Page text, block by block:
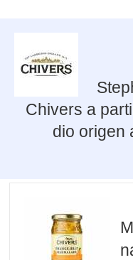
Chivers a
dio origen